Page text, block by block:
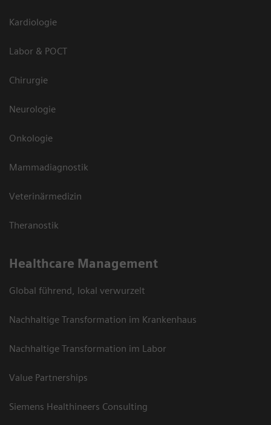
Kardiologie
Labor & POCT
Chirurgie
Neurologie
Onkologie
Mammadiagnostik
Veterinärmedizin
Theranostik
Healthcare Management
Global führend, lokal verwurzelt
Nachhaltige Transformation im Krankenhaus
Nachhaltige Transformation im Labor
Value Partnerships
Siemens Healthineers Consulting